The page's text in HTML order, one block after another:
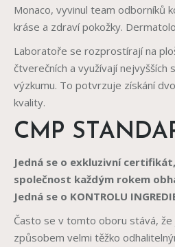
Monaco, vyvinul team odborníků
kráse a zdraví pokožky.
Laboratoře se rozprostírají na
čtverečních a využívají nejvyšších
výzkumu. To potvrzuje získání
kvality.
CMP
Jedná se o exkluzivní
společnost každým rokem
Jedná se o KONTROLU
Často se v tomto oboru stává, že
způsobem velmi těžko